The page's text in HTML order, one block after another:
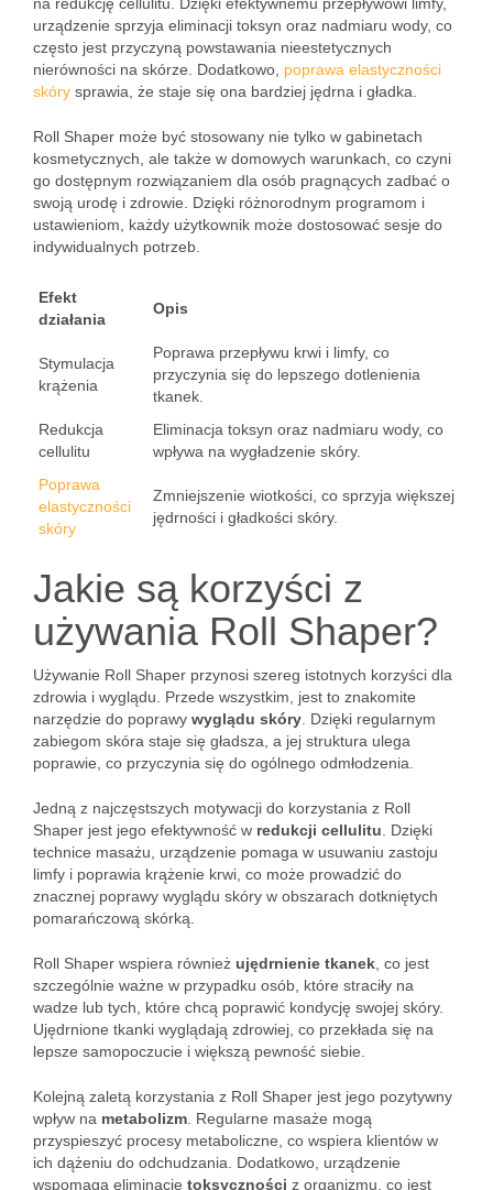
urządzenie sprzyja eliminacji toksyn oraz nadmiaru wody, co
często jest przyczyną powstawania nieestetycznych
nierówności na skórze. Dodatkowo, poprawa elastyczności
skóry sprawia, że staje się ona bardziej jędrna i gładka.
Roll Shaper może być stosowany nie tylko w gabinetach
kosmetycznych, ale także w domowych warunkach, co czyni
go dostępnym rozwiązaniem dla osób pragnących zadbać o
swoją urodę i zdrowie. Dzięki różnorodnym programom i
ustawieniom, każdy użytkownik może dostosować sesje do
indywidualnych potrzeb.
Efekt
działania
Opis
Stymulacja
krążenia
Poprawa przepływu krwi i limfy, co
przyczynia się do lepszego dotlenienia
tkanek.
Redukcja
cellulitu
Eliminacja toksyn oraz nadmiaru wody, co
wpływa na wygładzenie skóry.
Poprawa
elastyczności
skóry
Zmniejszenie wiotkości, co sprzyja większej
jędrności i gładkości skóry.
Jakie są korzyści z
używania Roll Shaper?
Używanie Roll Shaper przynosi szereg istotnych korzyści dla
zdrowia i wyglądu. Przede wszystkim, jest to znakomite
narzędzie do poprawy wyglądu skóry . Dzięki regularnym
zabiegom skóra staje się gładsza, a jej struktura ulega
poprawie, co przyczynia się do ogólnego odmłodzenia.
Jedną z najczęstszych motywacji do korzystania z Roll
Shaper jest jego efektywność w redukcji cellulitu . Dzięki
technice masażu, urządzenie pomaga w usuwaniu zastoju
limfy i poprawia krążenie krwi, co może prowadzić do
znacznej poprawy wyglądu skóry w obszarach dotkniętych
pomarańczową skórką.
Roll Shaper wspiera również ujędrnienie tkanek , co jest
szczególnie ważne w przypadku osób, które straciły na
wadze lub tych, które chcą poprawić kondycję swojej skóry.
Ujędrnione tkanki wyglądają zdrowiej, co przekłada się na
lepsze samopoczucie i większą pewność siebie.
Kolejną zaletą korzystania z Roll Shaper jest jego pozytywny
wpływ na metabolizm . Regularne masaże mogą
przyspieszyć procesy metaboliczne, co wspiera klientów w
ich dążeniu do odchudzania. Dodatkowo, urządzenie
wspomaga eliminację toksyczności z organizmu, co jest